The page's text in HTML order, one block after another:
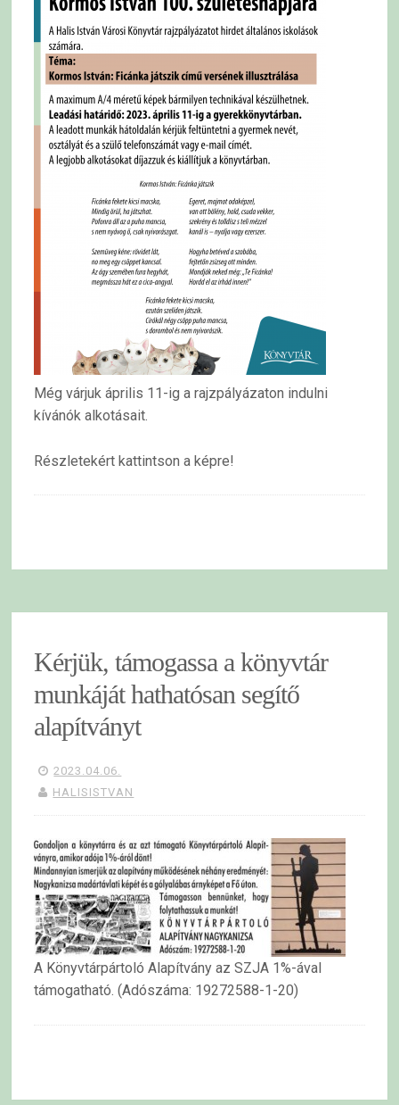
Még várjuk április 11-ig a rajzpályázaton indulni
kívánók alkotásait.
Részletekért kattintson a képre!
Kérjük, támogassa a könyvtár
munkáját hathatósan segítő
alapítványt
2023.04.06.
HALISISTVAN
A Könyvtárpártoló Alapítvány az SZJA 1%-ával
támogatható. (Adószáma: 19272588-1-20)